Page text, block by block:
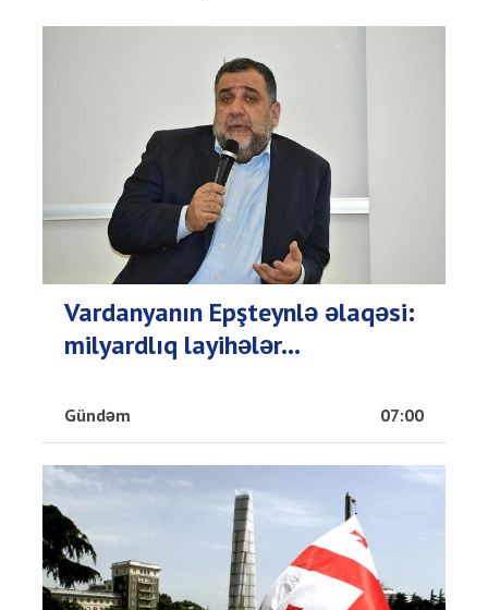
Vardanyanın Epşteynlə əlaqəsi:
milyardlıq layihələr...
Gündəm 07:00